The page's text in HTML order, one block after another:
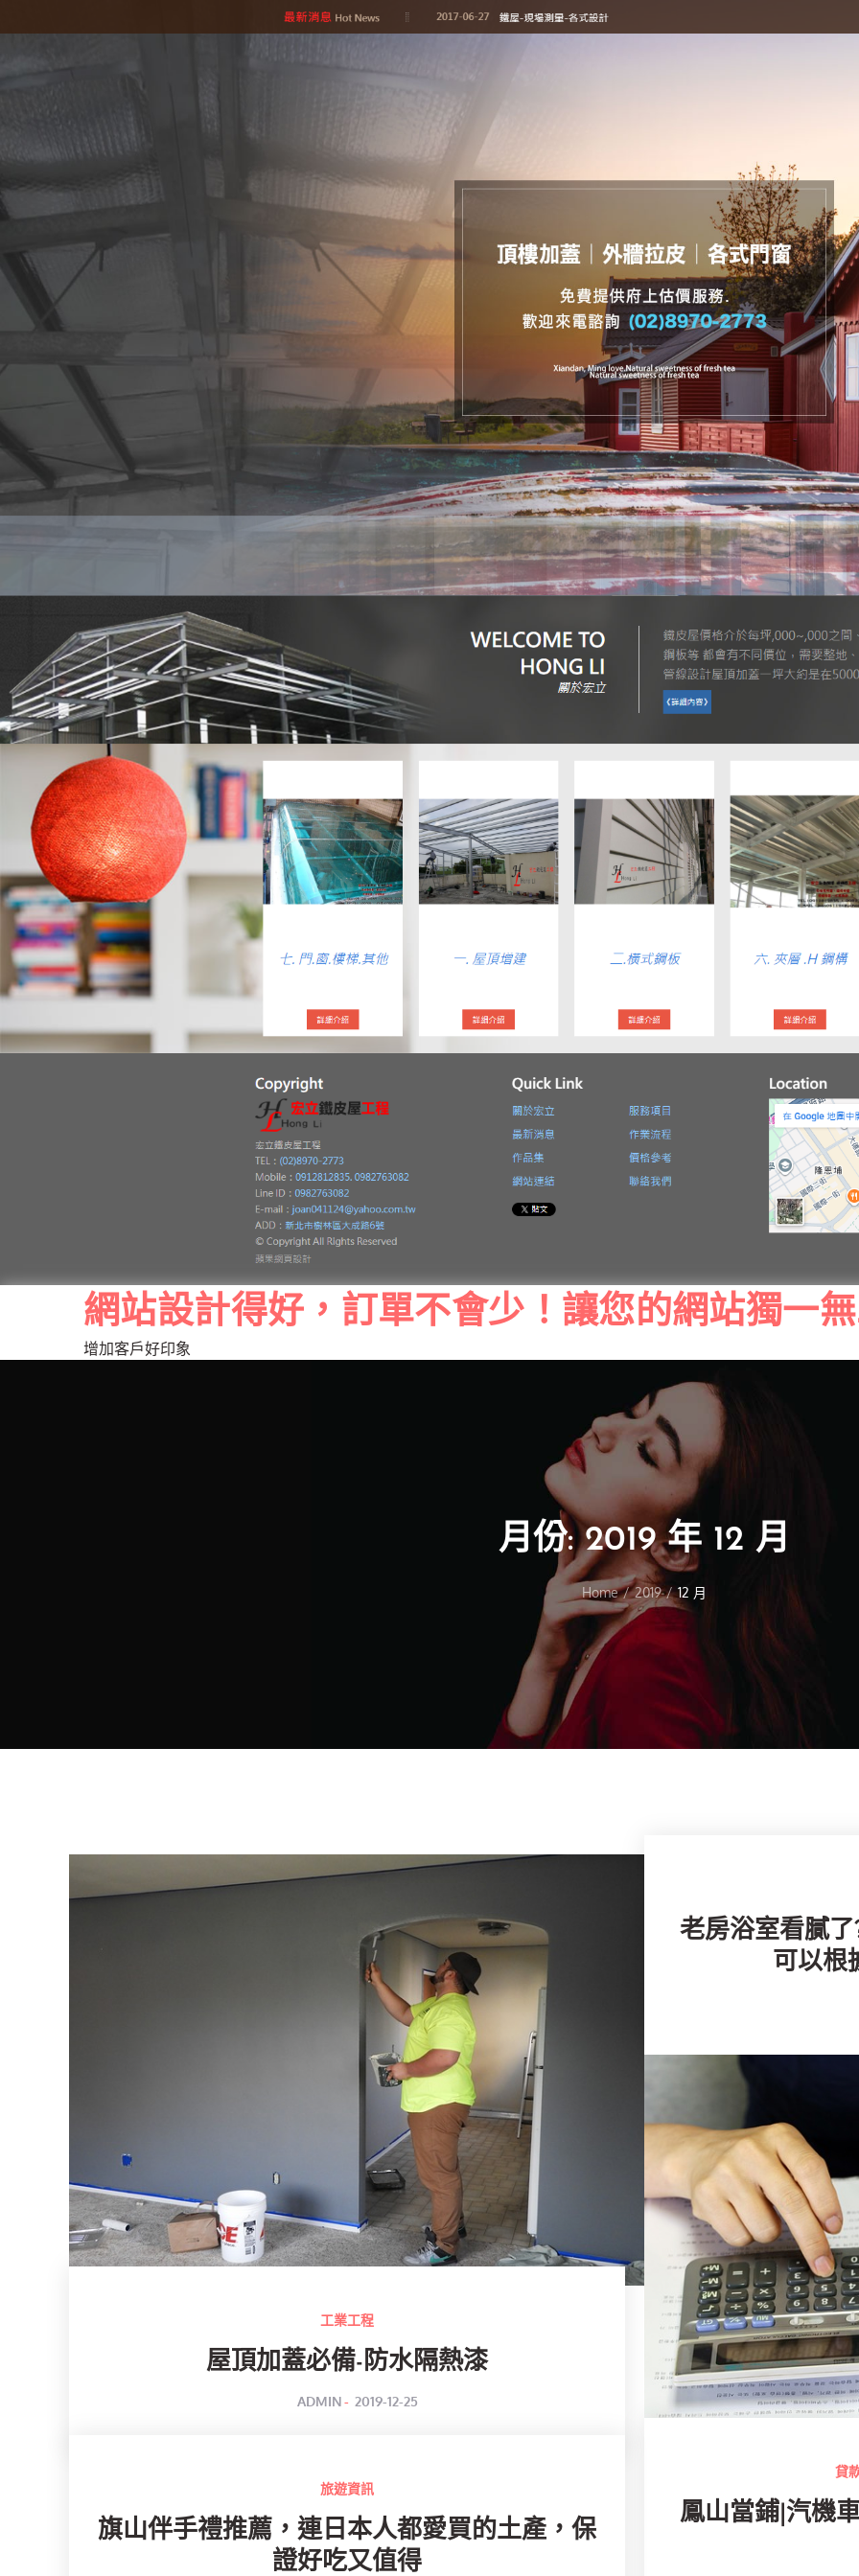
Skip
to
網站設計得好，訂單不會少！讓您的網站獨一
增加客戶好印象
月份:2019 年 12 月
Home 2019 12 月
工業工程
屋頂加蓋必備-防水隔熱漆
ADMIN
POSTED
2019-12-25
老房浴室看膩
可以根
貸
鳳山當鋪|汽機
旅遊資訊
旗山伴手禮推薦，連日本人都愛買的土產，保
證好吃又值得